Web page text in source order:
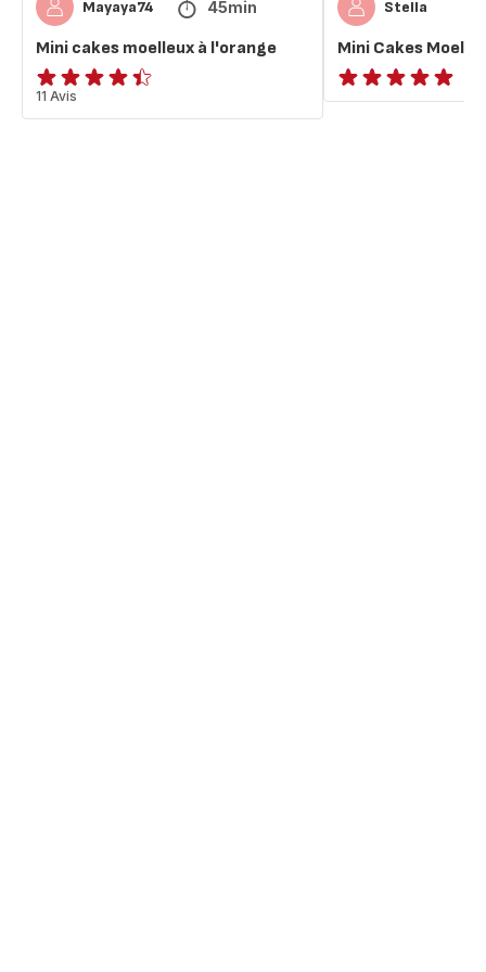
Mayaya74 45min
Mini cakes moelleux à l'orange
ratings.4.4
11 Avis
Stella
Mini Cakes
Avis